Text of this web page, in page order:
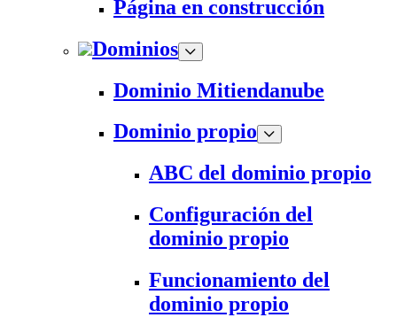
Página en construcción
Dominios
Dominio Mitiendanube
Dominio propio
ABC del dominio propio
Configuración del
dominio propio
Funcionamiento del
dominio propio